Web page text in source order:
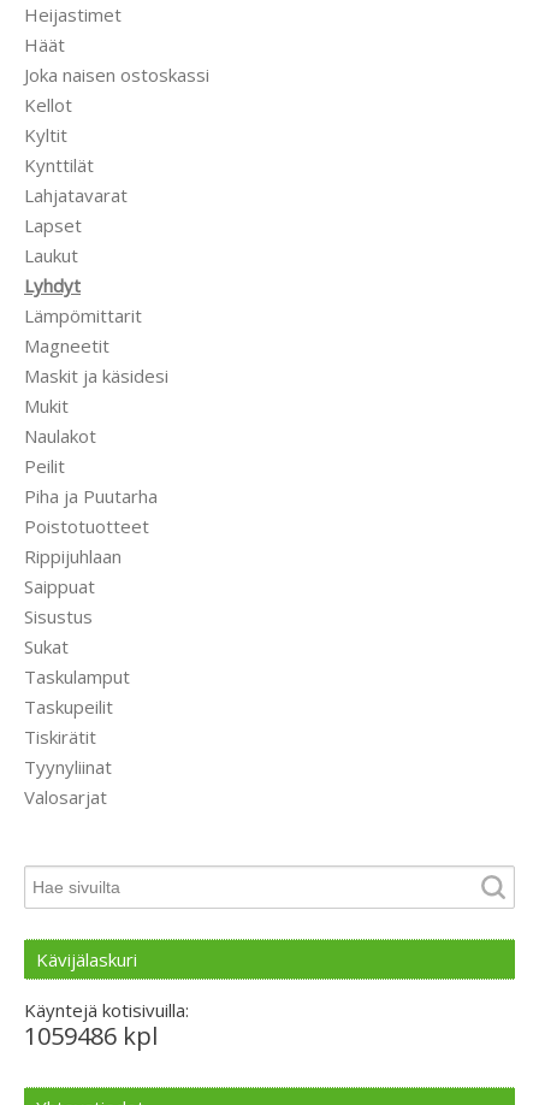
Heijastimet
Häät
Joka naisen ostoskassi
Kellot
Kyltit
Kynttilät
Lahjatavarat
Lapset
Laukut
Lyhdyt
Lämpömittarit
Magneetit
Maskit ja käsidesi
Mukit
Naulakot
Peilit
Piha ja Puutarha
Poistotuotteet
Rippijuhlaan
Saippuat
Sisustus
Sukat
Taskulamput
Taskupeilit
Tiskirätit
Tyynyliinat
Valosarjat
Kävijälaskuri
Käyntejä kotisivuilla:
1059486 kpl